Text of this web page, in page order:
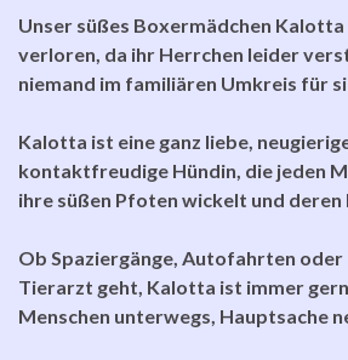
Unser süßes Boxermädchen
verloren, da ihr Herrchen leider
niemand im familiären Umkreis für
Kalotta ist eine ganz liebe,
kontaktfreudige Hündin, die jeden
ihre süßen Pfoten wickelt und deren
Ob Spaziergänge, Autofahrten oder
Tierarzt geht, Kalotta ist immer
Menschen unterwegs, Hauptsache